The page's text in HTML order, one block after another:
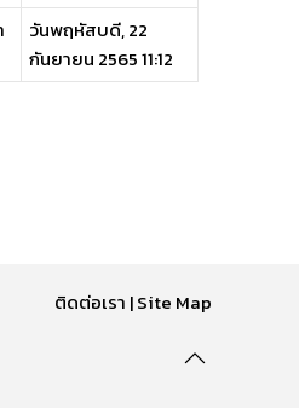
วันพฤหัสบดี, 22
กันยายน 2565 11:12
ติดต่อเรา |Site Map